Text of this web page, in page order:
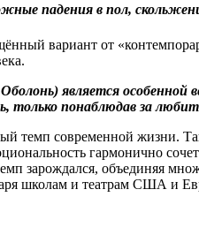
падения в пол,
вариант от
является особенной
только понаблюдав за
темп современной жизни.
гармонично
зарождался, объединяя
школам и театрам США и